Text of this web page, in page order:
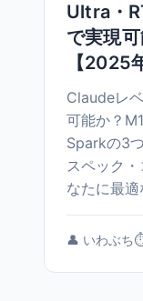
Ultra・
で実現
【2025
Claudeレ
可能か？
Sparkの3
スペック
なたに最適
👤 いわぶち